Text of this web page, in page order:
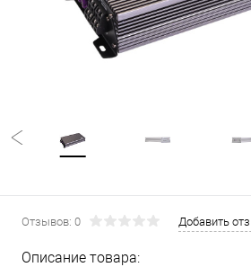
Отзывов: 0 Добавить
Описание товара: